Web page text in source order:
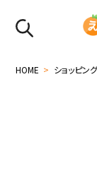
HOME > ショッピン